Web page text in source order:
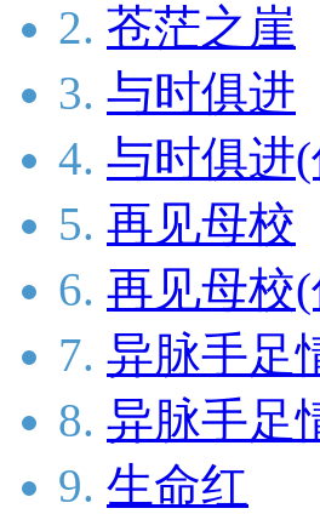
2. 苍茫之崖
3. 与时俱进
4. 与时俱进
5. 再见母校
6. 再见母校
7. 异脉手足
8. 异脉手足
9. 生命红